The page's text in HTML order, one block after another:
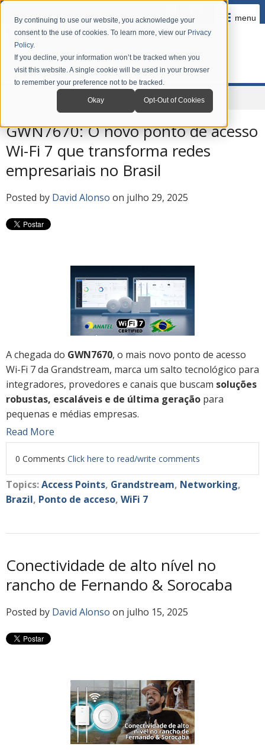
By continuing to use our website, you acknowledge your
consent to the use of cookies. To learn more, view our Privacy
Policy.
If you decline, your information won’t be tracked when you
visit this website. A single cookie will be used in your browser
to remember your preference not to be tracked.
Okay Opt-Out of Cookies
menu
News Grandstream Blog em Português
GWN7670: O novo ponto de acesso
Wi-Fi 7 que transforma redes
empresariais no Brasil
Posted by David Alonso on julho 29, 2025
A chegada do GWN7670, o mais novo ponto de acesso
Wi-Fi 7 da Grandstream, marca um salto tecnológico para
integradores, provedores e canais que buscam soluções
robustas, escaláveis e de última geração para
pequenas e médias empresas.
Read More
0 Comments Click here to read/write comments
Topics:Access Points, Grandstream, Networking,
Brazil, Ponto de acceso, WiFi 7
Conectividade de alto nível no
rancho de Fernando & Sorocaba
Posted by David Alonso on julho 15, 2025